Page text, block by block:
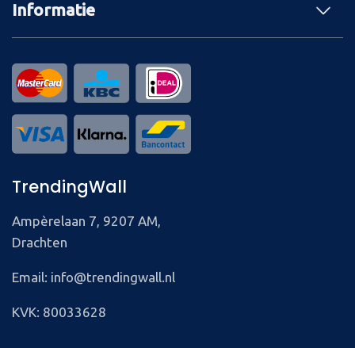
Informatie
TrendingWall
Ampèrelaan 7, 9207 AM,
Drachten
Email: info@trendingwall.nl
KVK: 80033628